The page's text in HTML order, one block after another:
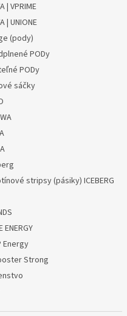
| VPRIME
| UNIONE
(pody)
PODy
PODy
sáčky
stripsy (pásiky) ICEBERG
ENERGY
Energy
Strong